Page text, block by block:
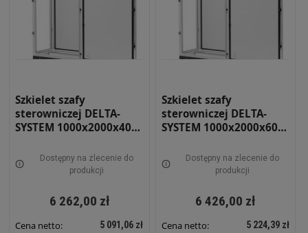
Szkielet szafy
sterowniczej DELTA-
SYSTEM 1000x2000x400
Dostępny na zlecenie do
produkcji
6 262,00 zł
Cena netto: 5 091,06 zł
Szkielet szafy
sterowniczej DELTA-
SYSTEM 1000x2000x600
Dostępny na zlecenie do
produkcji
6 426,00 zł
Cena netto: 5 224,39 zł